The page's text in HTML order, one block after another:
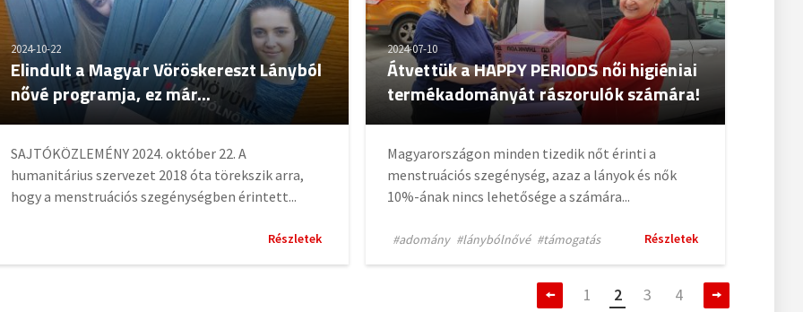
2024-10-22
Elindult a Magyar Vöröskereszt Lányból
nővé programja, ez már...
SAJTÓKÖZLEMÉNY 2024. október 22. A
humanitárius szervezet 2018 óta törekszik arra,
hogy a menstruációs szegénységben érintett...
Részletek
2024-07-10
Átvettük a HAPPY PERIODS női higiéniai
termékadományát rászorulók számára!
Magyarországon minden tizedik nőt érinti a
menstruációs szegénység, azaz a lányok és nők
10%-ának nincs lehetősége a számára...
#adomány #lánybólnővé #támogatás Részletek
1 2 3 4